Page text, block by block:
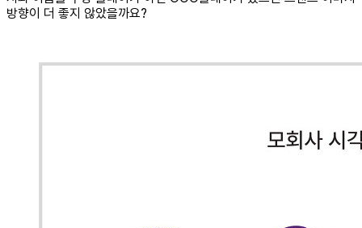
방향이 더 좋지 않았을까요?